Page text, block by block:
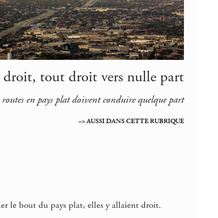
droit, tout droit vers nulle part
routes en pays plat doivent conduire quelque part
–> AUSSI DANS CETTE RUBRIQUE
le bout du pays plat, elles y allaient droit.